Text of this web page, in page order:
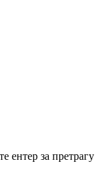
ентер за претрагу